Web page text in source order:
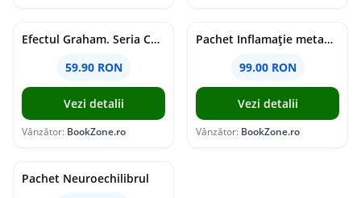
Efectul Graham. Seria Campus Diaries Vol.1
59.90 RON
Vezi detalii
Vânzător: BookZone.ro
Pachet Inflamație metabolism și creier
99.00 RON
Vezi detalii
Vânzător: BookZone.ro
Pachet Neuroechilibrul